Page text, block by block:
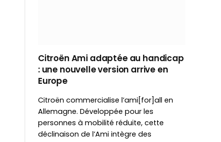
Citroën Ami adaptée au handicap
: une nouvelle version arrive en
Europe
Citroën commercialise l’ami[for]all en
Allemagne. Développée pour les
personnes à mobilité réduite, cette
déclinaison de l’Ami intègre des